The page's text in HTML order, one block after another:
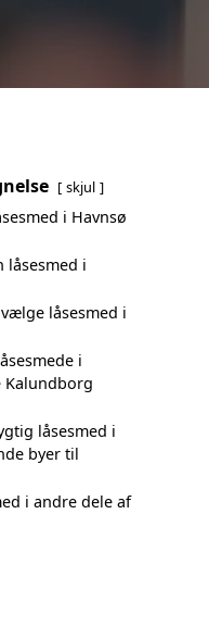
skjul
i Havnsø
låsesmed i
låsesmed i
i
Kalundborg
låsesmed i
byer til
i andre dele af